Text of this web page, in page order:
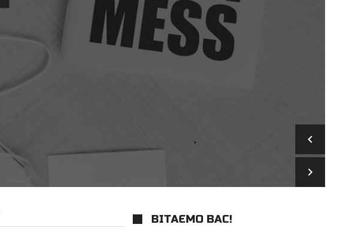
keyboard_arrow_left
keyboard_arrow_right
ВІТАЄМО ВАС!